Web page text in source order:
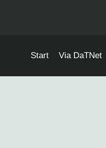
Start Via DaTNet